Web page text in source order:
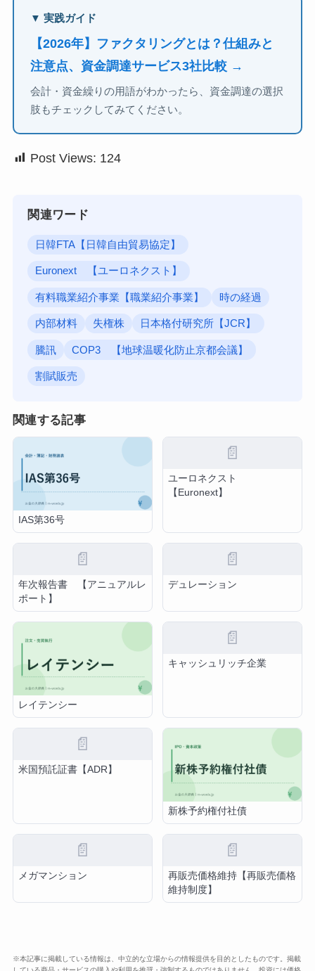
▼ 実践ガイド
【2026年】ファクタリングとは？仕組みと
注意点、資金調達サービス3社比較 →
会計・資金繰りの用語がわかったら、資金調達の選択
肢もチェックしてみてください。
Post Views: 124
関連ワード
日韓FTA【日韓自由貿易協定】
Euronext 【ユーロネクスト】
有料職業紹介事業【職業紹介事業】 時の経過
内部材料 失権株 日本格付研究所【JCR】
騰訊 COP3 【地球温暖化防止京都会議】
割賦販売
関連する記事
IAS第36号
📄
ユーロネクスト
【Euronext】
📄
年次報告書 【アニュアルレ
ポート】
📄
デュレーション
レイテンシー
📄
キャッシュリッチ企業
📄
米国預託証書【ADR】
新株予約権付社債
📄
メガマンション
📄
再販売価格維持【再販売価格
維持制度】
※本記事に掲載している情報は、中立的な立場からの情報提供を目的としたものです。掲載